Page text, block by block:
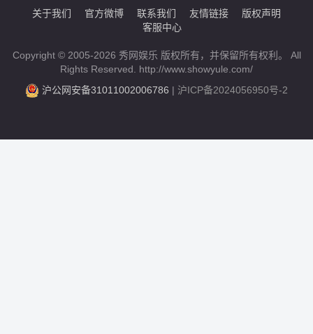
关于我们 官方微博 联系我们 友情链接
版权声明
客服中心
Copyright © 2005-2026 秀网娱乐 版权所有，并保留所有权利。 All
Rights Reserved. http://www.showyule.com/
沪公网安备31011002006786 | 沪ICP备2024056950号-2